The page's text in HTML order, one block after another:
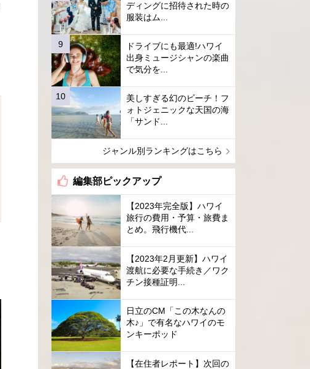
ディングに招待された時の
服装はム...
ドライブにも最適!ハワイ
出身ミュージシャンの楽曲
で気分を...
美しすぎる幻のビーチ！フ
ォトジェニックな天国の海
「サンド...
ジャンル別ランキングはこちら
編集部ピックアップ
【2023年完全版】ハワイ
旅行の費用・予算・旅費ま
とめ。飛行機代...
【2023年2月更新】ハワイ
渡航に必要な手続き／ワク
チン接種証明...
日立のCM「この木なんの
木♪」で有名なハワイのモ
ンキーポッド
【在住者レポート】次回の